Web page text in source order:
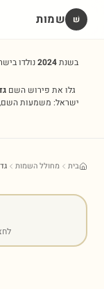
שׁ שמות
בשנת2024נולדו
גלו את פירוש השם
ישראל: משמעות השם,
בית מחולל השמות